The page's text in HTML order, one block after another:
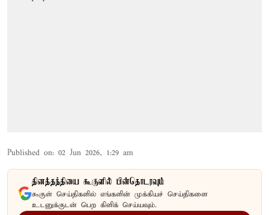
Published on: 02 Jun 2026, 1:29 am
தினத்தந்தியை கூகுளில் பின்தொடரவும்
கூகுள் செய்திகளில் எங்களின் முக்கியச் செய்திகளை
உடனுக்குடன் பெற கிளிக் செய்யவும்.